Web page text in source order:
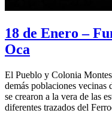
18 de Enero –
Oca
El Pueblo y Colonia
demás poblaciones vecinas
se crearon a la vera de las
diferentes trazados del